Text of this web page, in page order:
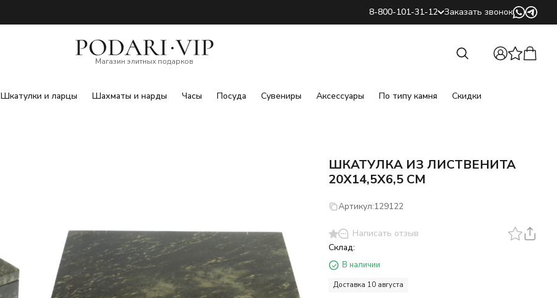
8-800-101-31-12 Заказать звонок
Магазин элитных подарков
Шкатулки и ларцы Шахматы и нарды Часы Посуда Сувениры Аксессуары По типу камня Скидки
Найти
ШКАТУЛКА ИЗ ЛИСТВЕНИТА
20Х14,5Х6,5 СМ
Артикул:129122
Написать отзыв
Склад:
В наличии
Доставка 10 августа